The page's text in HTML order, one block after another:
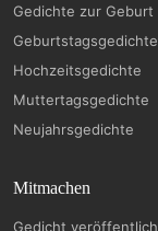
Gedichte zur Geburt
Geburtstagsgedichte
Hochzeitsgedichte
Muttertagsgedichte
Neujahrsgedichte
Mitmachen
Gedicht